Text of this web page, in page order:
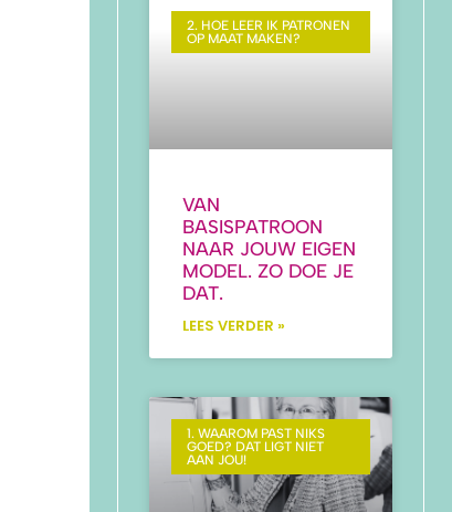
2. HOE LEER IK PATRONEN
OP MAAT MAKEN?
VAN
BASISPATROON
NAAR JOUW EIGEN
MODEL. ZO DOE JE
DAT.
LEES VERDER »
1. WAAROM PAST NIKS
GOED? DAT LIGT NIET
AAN JOU!